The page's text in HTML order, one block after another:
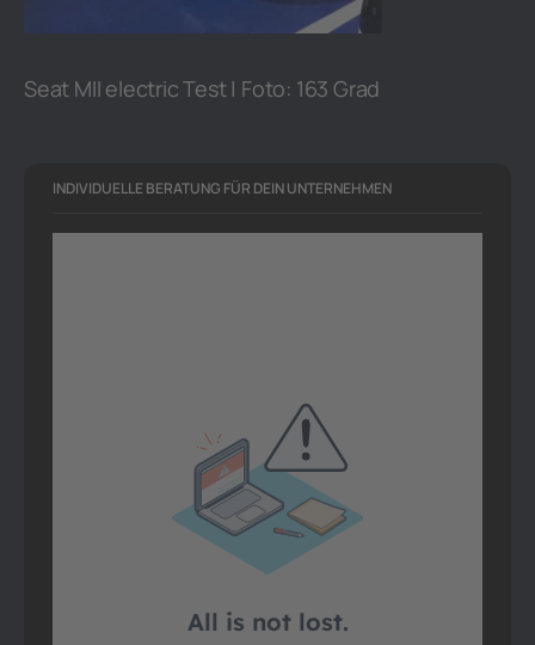
Seat MII electric Test | Foto: 163 Grad
INDIVIDUELLE BERATUNG FÜR DEIN UNTERNEHMEN